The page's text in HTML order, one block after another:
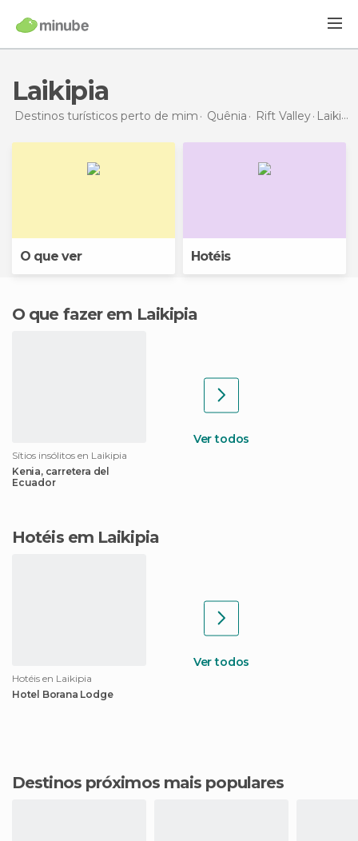
Laikipia
Destinos turísticos perto de mim Quênia Rift Valley Laikipia
O que ver Hotéis
O que fazer em Laikipia
Sítios insólitos en Laikipia
Kenia, carretera del
Ecuador
Ver todos
Hotéis em Laikipia
Hotéis en Laikipia
Hotel Borana Lodge
Ver todos
Destinos próximos mais populares